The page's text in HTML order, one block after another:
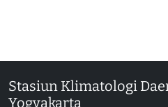
Stasiun Klimatologi
Yogyakarta